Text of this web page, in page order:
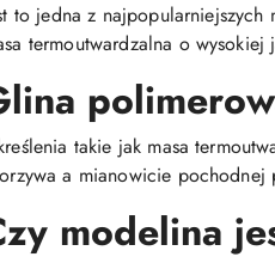
to jedna z
termoutwardzalna o
takie jak masa
a mianowicie
modelina